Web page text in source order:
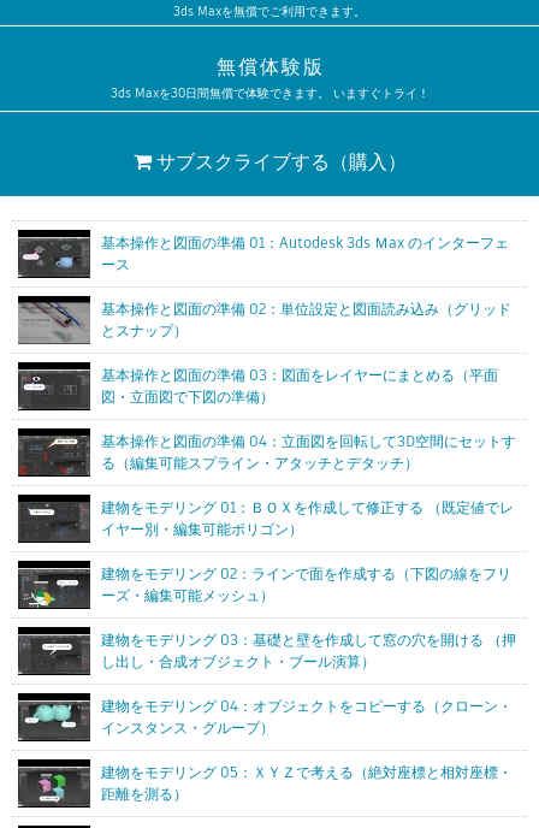
3ds Maxを無償でご利用できます。
無償体験版
3ds Maxを30日間無償で体験できます。 いますぐトライ！
サブスクライブする （購入）
基本操作と図面の準備 01：Autodesk 3ds Ｍax のインターフェ
ース
基本操作と図面の準備 02：単位設定と図面読み込み（グリッド
とスナップ）
基本操作と図面の準備 03：図面をレイヤーにまとめる（平面
図・立面図で下図の準備）
基本操作と図面の準備 04：立面図を回転して3D空間にセットす
る（編集可能スプライン・アタッチとデタッチ）
建物をモデリング 01：ＢＯＸを作成して修正する （既定値でレ
イヤー別・編集可能ポリゴン）
建物をモデリング 02：ラインで面を作成する（下図の線をフリ
ーズ・編集可能メッシュ）
建物をモデリング 03：基礎と壁を作成して窓の穴を開ける （押
し出し・合成オブジェクト・ブール演算）
建物をモデリング 04：オブジェクトをコピーする（クローン・
インスタンス・グループ）
建物をモデリング 05：ＸＹＺで考える（絶対座標と相対座標・
距離を測る）